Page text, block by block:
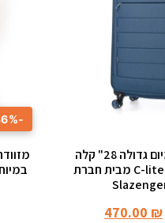
מזוודה בד פרימיום גדולה 28" קלה
במיוחד מסדרת C-lite מבית חברת
470.00 ₪
-36%